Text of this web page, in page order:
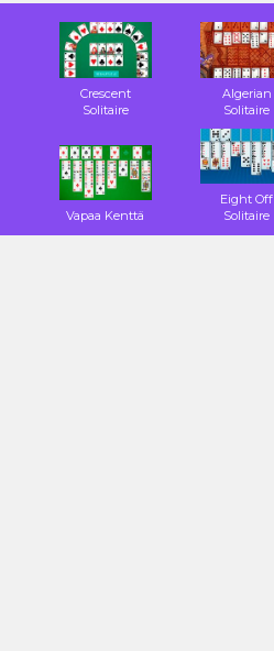
Crescent
Solitaire
Algerian
Solitaire
Vapaa Kenttä
Eight Off
Solitaire